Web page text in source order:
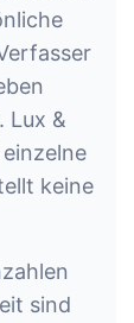
Lux &
keine
sind